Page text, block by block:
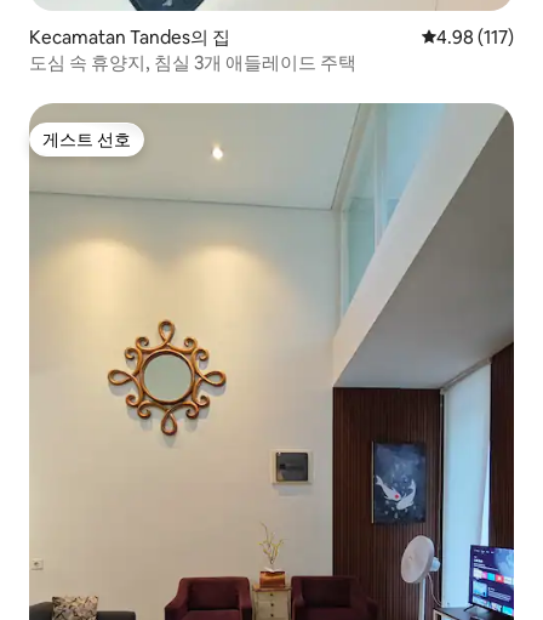
Kecamatan Tandes의 집 평점 4.98점(5
4.98 (117)
도심 속 휴양지, 침실 3개 애들레이드 주택
게스트 선호
게스트 선호